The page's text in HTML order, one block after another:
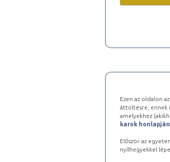
Ezen az oldalon
áttöltésre, ennek
amelyekhez
karok honlapján
Először az
nyílhegyekkel